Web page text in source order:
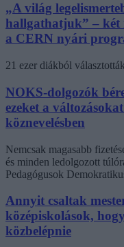
„A világ
hallgathatjuk” – két
a CERN nyári
21 ezer diákból
NOKS-dolgozók
ezeket a
köznevelésben
Nemcsak magasabb
és minden ledolgozott
Pedagógusok
Annyit csaltak
középiskolások,
közbelépnie